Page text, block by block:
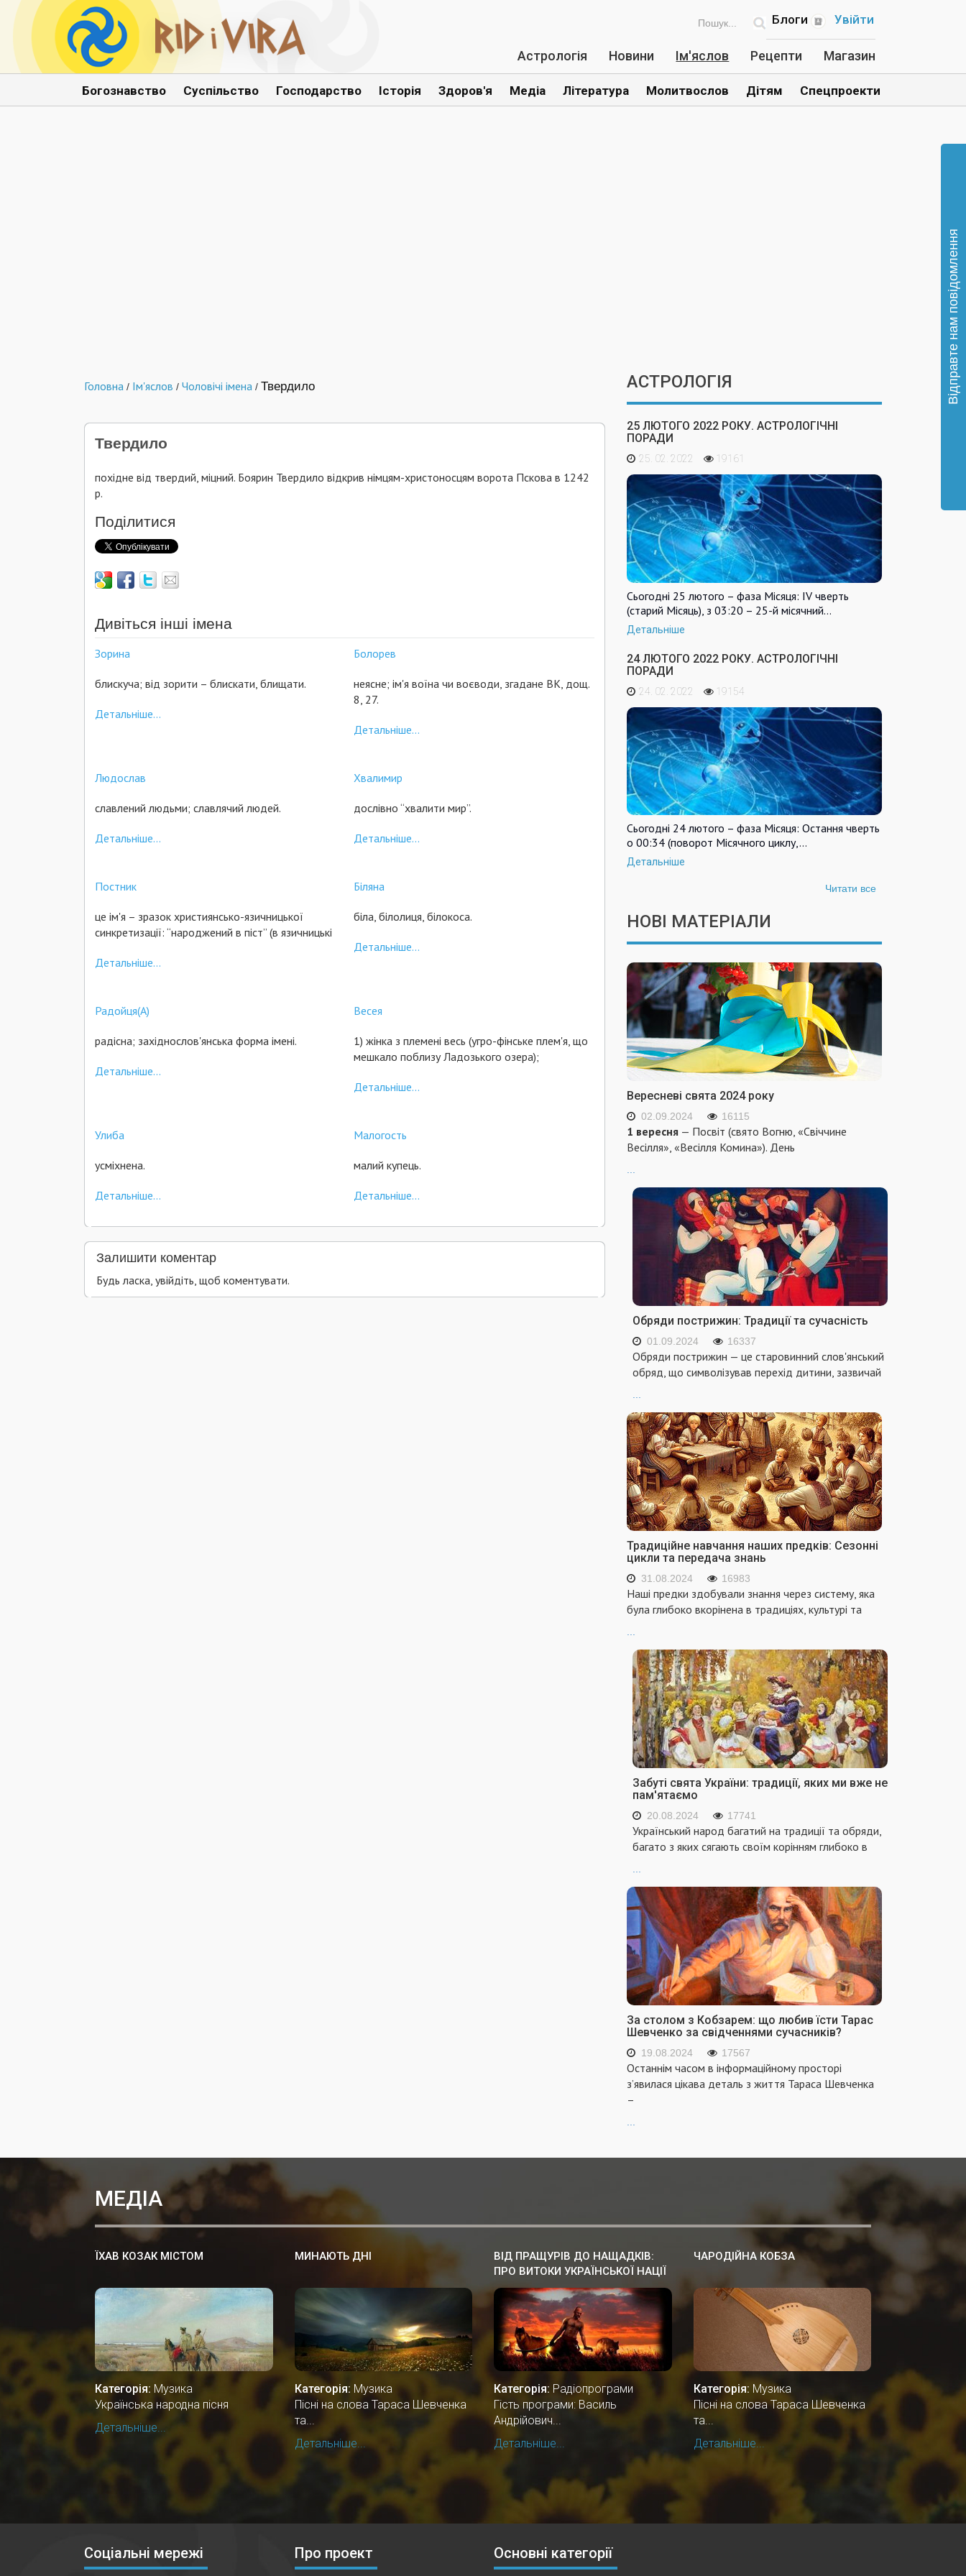
Увійти
Блоги
Астрологія Новини Ім'яслов Рецепти Магазин
Богознавство Суспільство Господарство Історія Здоров'я Медіа Література Молитвослов Дітям Спецпроекти
Головна / Ім'яслов / Чоловічі імена / Твердило
Твердило
похідне від твердий, міцний. Боярин Твердило відкрив німцям-христоносцям ворота Пскова в 1242
p.
Поділитися
Дивіться інші імена
Зорина
блискуча; від зорити – блискати, блищати.
Детальніше...
Болорев
неясне; ім'я воїна чи воєводи, згадане ВК, дощ.
8, 27.
Детальніше...
Людослав
славлений людьми; славлячий людей.
Детальніше...
Хвалимир
дослівно “хвалити мир”.
Детальніше...
Постник
це ім'я – зразок християнсько-язичницької
синкретизації: “народжений в піст” (в язичницькі
Детальніше...
Біляна
біла, білолиця, білокоса.
Детальніше...
Радойця(А)
радісна; західнослов'янська форма імені.
Детальніше...
Весея
1) жінка з племені весь (угро-фінське плем'я, що
мешкало поблизу Ладозького озера);
Детальніше...
Улиба
усміхнена.
Детальніше...
Малогость
малий купець.
Детальніше...
Залишити коментар
Будь ласка, увійдіть, щоб коментувати.
АСТРОЛОГІЯ
25 ЛЮТОГО 2022 РОКУ. АСТРОЛОГІЧНІ
ПОРАДИ
25. 02. 2022 19161
Сьогодні 25 лютого – фаза Місяця: IV чверть
(старий Місяць), з 03:20 – 25-й місячний…
Детальніше
24 ЛЮТОГО 2022 РОКУ. АСТРОЛОГІЧНІ
ПОРАДИ
24. 02. 2022 19154
Сьогодні 24 лютого – фаза Місяця: Остання чверть
о 00:34 (поворот Місячного циклу,…
Детальніше
Читати все
НОВІ МАТЕРІАЛИ
Вересневі свята 2024 року
02.09.2024 16115
1 вересня — Посвіт (свято Вогню, «Свіччине
Весілля», «Весілля Комина»). День
...
Обряди пострижин: Традиції та сучасність
01.09.2024 16337
Обряди пострижин — це старовинний слов'янський
обряд, що символізував перехід дитини, зазвичай
...
Традиційне навчання наших предків: Сезонні
цикли та передача знань
31.08.2024 16983
Наші предки здобували знання через систему, яка
була глибоко вкорінена в традиціях, культурі та
...
Забуті свята України: традиції, яких ми вже не
пам'ятаємо
20.08.2024 17741
Український народ багатий на традиції та обряди,
багато з яких сягають своїм корінням глибоко в
...
За столом з Кобзарем: що любив їсти Тарас
Шевченко за свідченнями сучасників?
19.08.2024 17567
Останнім часом в інформаційному просторі
з’явилася цікава деталь з життя Тараса Шевченка
–
...
МЕДІА
ЇХАВ КОЗАК МІСТОМ
Категорія: Музика
Українська народна пісня
Детальніше...
МИНАЮТЬ ДНІ
Категорія: Музика
Пісні на слова Тараса Шевченка
та...
Детальніше...
ВІД ПРАЩУРІВ ДО НАЩАДКІВ:
ПРО ВИТОКИ УКРАЇНСЬКОЇ НАЦІЇ
Категорія: Радіопрограми
Гість програми: Василь
Андрійович...
Детальніше...
ЧАРОДІЙНА КОБЗА
Категорія: Музика
Пісні на слова Тараса Шевченка
та...
Детальніше...
Соціальні мережі Про проект Основні категорії
Відправте нам повідомлення